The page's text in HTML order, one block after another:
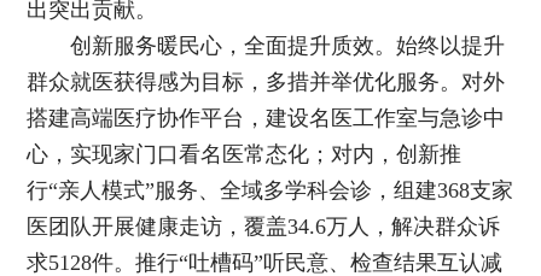
出突出贡献。
创新服务暖民心，全面提升质效。始终以提升
群众就医获得感为目标，多措并举优化服务。对外
搭建高端医疗协作平台，建设名医工作室与急诊中
心，实现家门口看名医常态化；对内，创新推
行“亲人模式”服务、全域多学科会诊，组建368支家
医团队开展健康走访，覆盖34.6万人，解决群众诉
求5128件。推行“吐槽码”听民意、检查结果互认减